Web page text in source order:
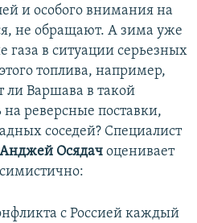
и особого внимания на
не обращают. А зима уже
газа в ситуации серьезных
топлива, например,
ли Варшава в такой
реверсные поставки,
соседей? Специалист
Анджей Осядач оценивает
с Россией каждый